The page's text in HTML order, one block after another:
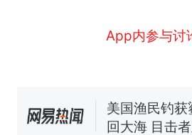
App内参与讨
源；曾用手绘
协会回应
男子上山采菌
窝，原地守1
（新京报）
美国渔民钓
回大海 目击